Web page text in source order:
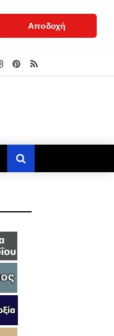
Αποδοχή
το μάθημα το ξέρουμε,